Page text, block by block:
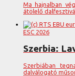
Ma hajnalban
átölelő
ESC 2026
Szerbia:
Szerbiában
dalválogató